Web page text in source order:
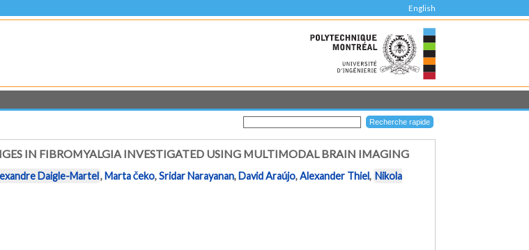
English
IN FIBROMYALGIA INVESTIGATED USING MULTIMODAL BRAIN IMAGING
Daigle-Martel,Marta Čeko,Sridar Narayanan,David Araújo,Alexander Thiel, Nikola